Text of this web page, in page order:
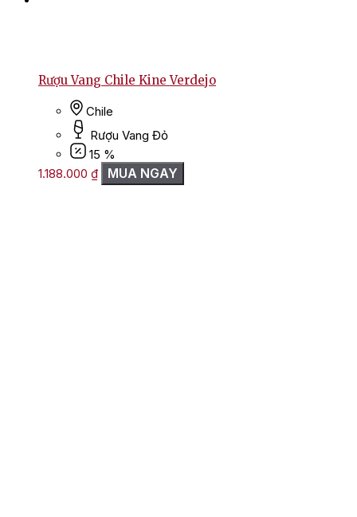
Rượu Vang Chile Kine Verdejo
Chile
Rượu Vang Đỏ
15 %
1.188.000 ₫ MUA NGAY